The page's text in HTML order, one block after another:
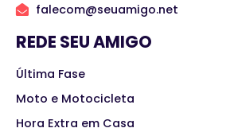
falecom@seuamigo.net
REDE SEU AMIGO
Última Fase
Moto e Motocicleta
Hora Extra em Casa